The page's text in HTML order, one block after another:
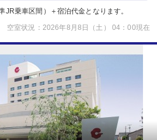
乗車区間）＋宿泊代金となります。
空室状況：2026年8月8日（土） 04：00現在